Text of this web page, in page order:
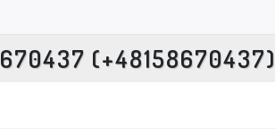
(+48158670437)